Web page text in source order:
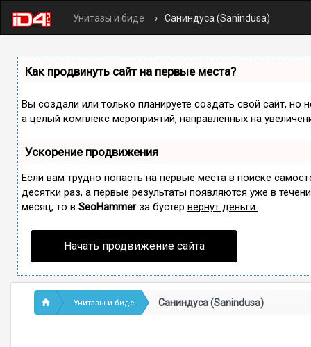
Унитазы и биде Саниндуса (Sanindusa)
Как продвинуть сайт на первые места?
Вы создали или только планируете создать свой сайт, но
а целый комплекс мероприятий, направленных на
Ускорение продвижения
Если вам трудно попасть на первые места в поиске
десятки раз, а первые результаты появляются уже в
месяц, то в SeoHammerза бустер вернут деньги.
Начать продвижение сайта
Унитазы и биде Саниндуса (Sanindusa)